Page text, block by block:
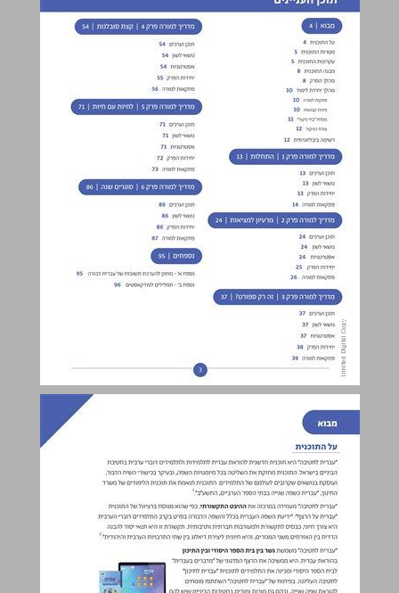
מבוא ... 4